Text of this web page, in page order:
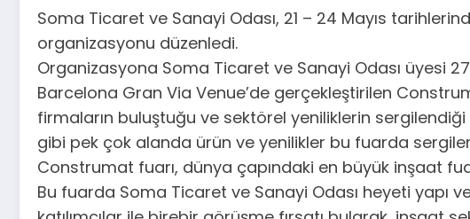
Soma Ticaret ve Sanayi Odası, 21 – 24 Mayıs
organizasyonu düzenledi.
Organizasyona Soma Ticaret ve Sanayi Odası üyesi
Barcelona Gran Via Venue’de gerçekleştirilen
firmaların buluştuğu ve sektörel yeniliklerin
gibi pek çok alanda ürün ve yenilikler bu fuarda
Construmat fuarı, dünya çapındaki en büyük inşaat
Bu fuarda Soma Ticaret ve Sanayi Odası heyeti